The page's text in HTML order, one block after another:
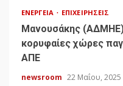
ΕΝΈΡΓΕΙΑ ΕΠΙΧΕΙΡΉΣΕΙΣ
Μανουσάκης
κορυφαίες χώρες
ΑΠΕ
newsroom 22 Μαΐου, 2025